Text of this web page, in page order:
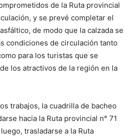
de la Ruta provincial
y se prevé completar el
de modo que la calzada se
condiciones de circulación tanto
para los turistas que se
los atractivos de la región en la
trabajos, la cuadrilla de bacheo
hacia la Ruta provincial n° 71
trasladarse a la Ruta